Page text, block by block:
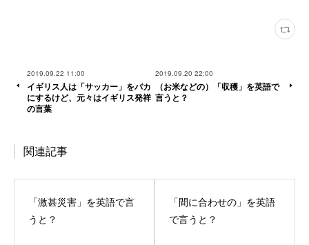
2019.09.22 11:00
イギリス人は「サッカー」をバカ
にするけど、元々はイギリス発祥
の言葉
2019.09.20 22:00
（お米などの）「収穫」を英語で
言うと？
関連記事
「激甚災害」を英語で言
うと？
「間に合わせの」を英語
で言うと？